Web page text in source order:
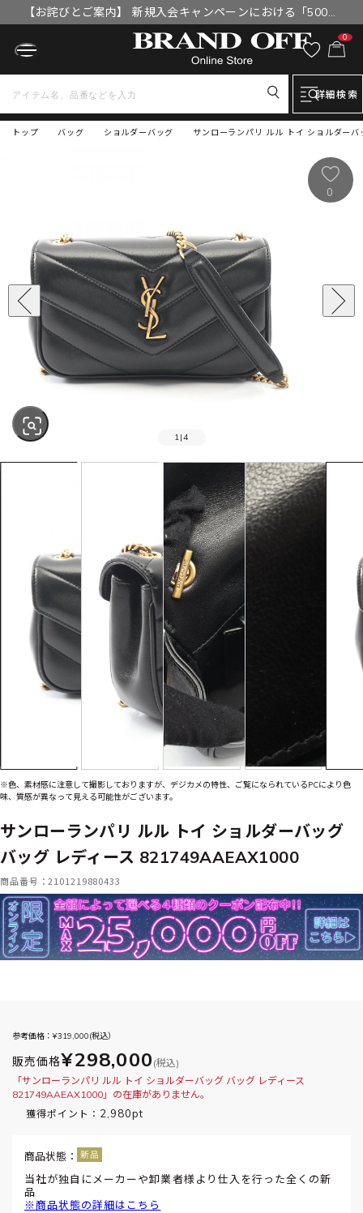
【お詫びとご案内】 新規入会キャンペーンにおける「500円
OFFクーポン」付与漏れと補填について
0
詳細検索
トップ サンローランパリ ルル トイ ショルダー
バッグ ショルダーバッグ
SOLD OUT
1 |4
0
※色、素材感に注意して撮影しておりますが、デジカメの特性、ご覧になられているPCにより色
味、質感が異なって見える可能性がございます。
サンローランパリ ルル トイ ショルダーバッグ
バッグ レディース 821749AAEAX1000
商品番号：2101219880433
参考価格：¥319,000(税込）
販売価格¥298,000 (税込)
「サンローランパリ ルル トイ ショルダーバッグ バッグ レディース
821749AAEAX1000」の在庫がありません。
獲得ポイント： 2,980pt
商品状態：
当社が独自にメーカーや卸業者様より仕入を行った全くの新
品
※商品状態の詳細はこちら